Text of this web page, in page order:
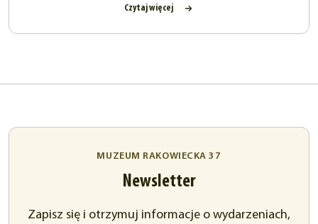
Czytaj więcej
MUZEUM RAKOWIECKA 37
Newsletter
Zapisz się i otrzymuj informacje o wydarzeniach,